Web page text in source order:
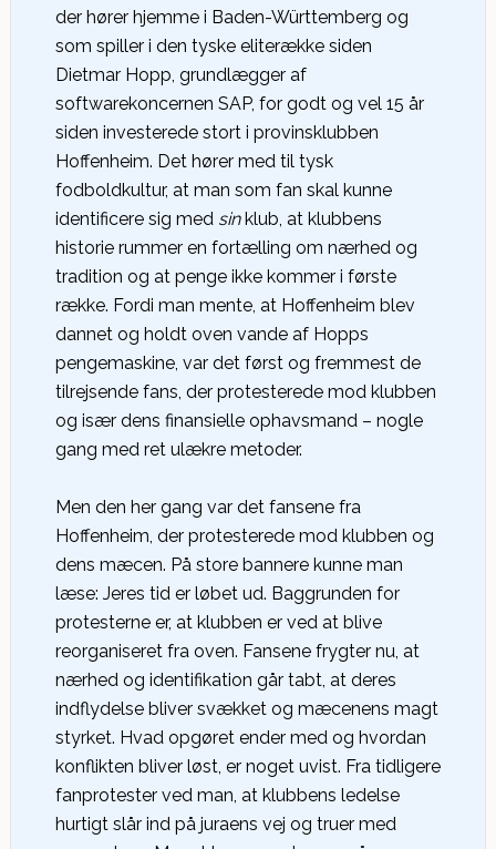
der hører hjemme i Baden-Württemberg og
som spiller i den tyske eliterække siden
Dietmar Hopp, grundlægger af
softwarekoncernen SAP, for godt og vel 15 år
siden investerede stort i provinsklubben
Hoffenheim. Det hører med til tysk
fodboldkultur, at man som fan skal kunne
identificere sig med sinklub, at klubbens
historie rummer en fortælling om nærhed og
tradition og at penge ikke kommer i første
række. Fordi man mente, at Hoffenheim blev
dannet og holdt oven vande af Hopps
pengemaskine, var det først og fremmest de
tilrejsende fans, der protesterede mod klubben
og især dens finansielle ophavsmand – nogle
gang med ret ulækre metoder.
Men den her gang var det fansene fra
Hoffenheim, der protesterede mod klubben og
dens mæcen. På store bannere kunne man
læse: Jeres tid er løbet ud. Baggrunden for
protesterne er, at klubben er ved at blive
reorganiseret fra oven. Fansene frygter nu, at
nærhed og identifikation går tabt, at deres
indflydelse bliver svækket og mæcenens magt
styrket. Hvad opgøret ender med og hvordan
konflikten bliver løst, er noget uvist. Fra tidligere
fanprotester ved man, at klubbens ledelse
hurtigt slår ind på juraens vej og truer med